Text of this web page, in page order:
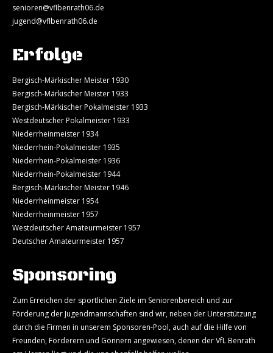
senioren@vflbenrath06.de
jugend@vflbenrath06.de
Erfolge
Bergisch-Märkischer Meister 1930
Bergisch-Märkischer Meister 1933
Bergisch-Märkischer Pokalmeister 1933
Westdeutscher Pokalmeister 1933
Niederrheinmeister 1934
Niederrhein-Pokalmeister 1935
Niederrhein-Pokalmeister 1936
Niederrhein-Pokalmeister 1944
Bergisch-Märkischer Meister 1946
Niederrheinmeister 1954
Niederrheinmeister 1957
Westdeutscher Amateurmeister 1957
Deutscher Amateurmeister 1957
Sponsoring
Zum Erreichen der sportlichen Ziele im Seniorenbereich und zur
Förderung der Jugendmannschaften sind wir, neben der Unterstützung
durch die Firmen in unserem Sponsoren-Pool, auch auf die Hilfe von
Freunden, Förderern und Gönnern angewiesen, denen der VfL Benrath